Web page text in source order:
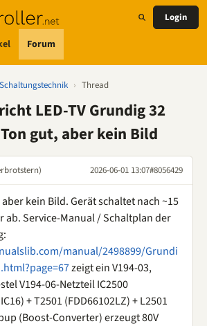
Forum
Login
› Thread
LED-TV Grundig 32
gut, aber kein Bild
2026-06-01 13:07#8056429
kein Bild. Gerät schaltet nach ~15
ab. Service-Manual / Schaltplan der
manual/2498899/Grundi
zeigt ein V194-03,
V194-06-Netzteil IC2500
+ T2501 (FDD66102LZ) + L2501
(Boost-Converter) erzeugt 80V